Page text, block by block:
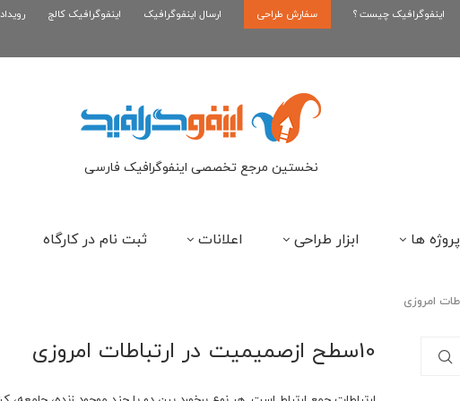
اینفوگرافیک بازی کلش رویال اینفوگرافیک چیست ؟ سفارش طراحی ارسال اینفوگرافیک اینفوگرافیک کالج
نخستین مرجع تخصصی اینفوگرافیک فارسی
پروژه ها ابزار طراحی اعلانات ثبت نام در کارگاه
10سطح ازصمیمیت در ارتباطات امروزی